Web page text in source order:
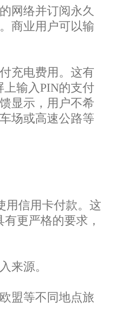
网络并订阅永久
商业用户可以输
充电费用。这有
上输入PIN的支付
显示，用户不希
场或高速公路等
用信用卡付款。这
更严格的要求，
来源。
盟等不同地点旅